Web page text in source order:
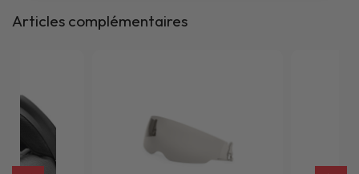
Articles complémentaires